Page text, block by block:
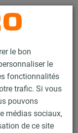
le bon
le
fonctionnalités
trafic. Si vous
pouvons
médias sociaux,
de ce site
Contact